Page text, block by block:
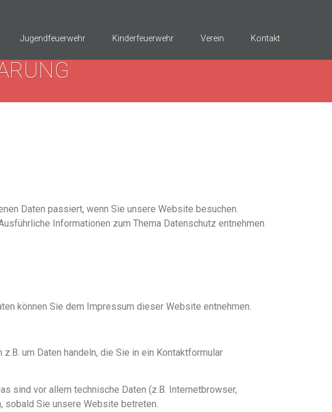
Jugendfeuerwehr Kinderfeuerwehr Verein Kontakt
Daten passiert, wenn Sie unsere Website besuchen.
Informationen zum Thema Datenschutz entnehmen
können Sie dem Impressum dieser Website entnehmen.
um Daten handeln, die Sie in ein Kontaktformular
sind vor allem technische Daten (z.B. Internetbrowser,
Sie unsere Website betreten.